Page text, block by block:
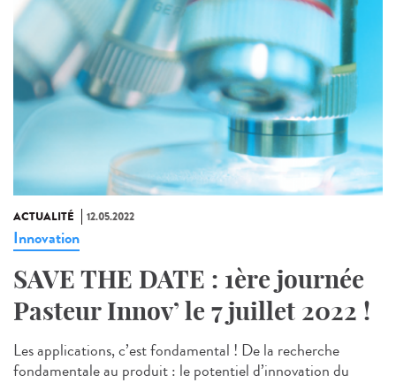
ACTUALITÉ 12.05.2022
Innovation
SAVE THE DATE : 1ère journée
Pasteur Innov’ le 7 juillet 2022 !
Les applications, c’est fondamental ! De la recherche
fondamentale au produit : le potentiel d’innovation du